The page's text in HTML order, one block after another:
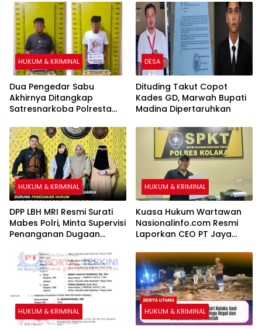
HUKUM & KRIMINAL
Dua Pengedar Sabu
Akhirnya Ditangkap
Satresnarkoba Polresta
DESA
Dituding Takut Copot
Kades GD, Marwah Bupati
Madina Dipertaruhkan
HUKUM & KRIMINAL
DPP LBH MRI Resmi Surati
Mabes Polri, Minta Supervisi
Penanganan Dugaan
terhadap Anak di Banggai
HUKUM & KRIMINAL
Kuasa Hukum Wartawan
Nasionalinfo.com Resmi
Laporkan CEO PT Jaya
Kolaka
HUKUM & KRIMINAL HUKUM & KRIMINAL